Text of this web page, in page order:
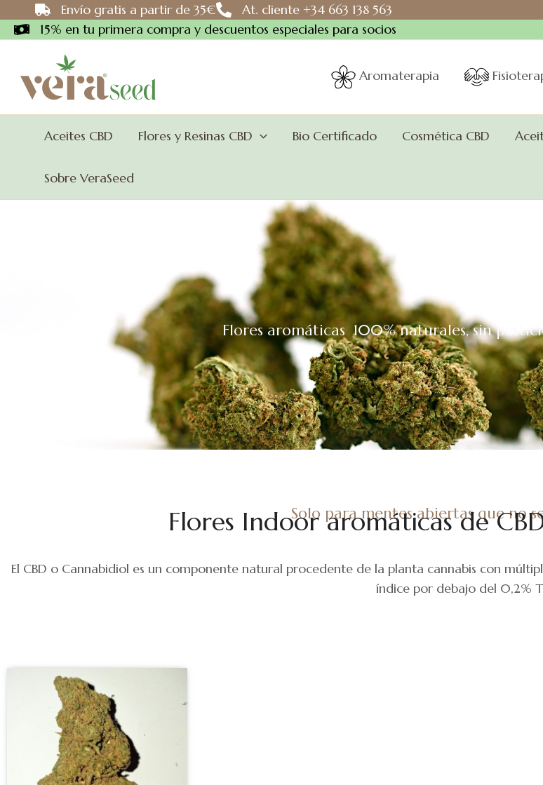
Envío gratis a partir de 35€
At. cliente +34 663 138 563
15% en tu primera compra y descuentos especiales para socios
Aromaterapia
Aceites CBD Flores y Resinas CBD Bio Certificado Cosmética CBD
Sobre VeraSeed
Flores aromáticas 100% naturales, sin
Solo para mentes abiertas que no
Flores Indoor aromáticas de
El CBD o Cannabidiol es un componente natural procedente de la planta cannabis con
índice por debajo del 0,2%
producto
tiene
múltiples
variantes.
Las